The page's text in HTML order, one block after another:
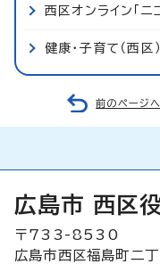
西区オンライン「
健康・子育て（西区）
前のページ
広島市 西区
〒733-8530
広島市西区福島町二